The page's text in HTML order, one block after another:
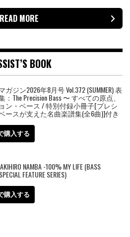
READ MORE
BOOK
ジン2026年8月号 Vol.372 (SUMMER) 表
The Precision Bass 〜 すべての原点、
ン・ベース / 特別付録小冊子[プレシ
ースが支えた名曲楽譜集(全6曲)]付き
購入する
NAMBA -100% MY LIFE (BASS
FEATURE SERIES)
購入する